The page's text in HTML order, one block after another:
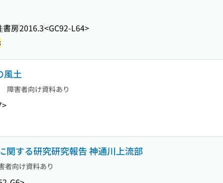
書房2016.3<GC92-L64>
風土
障害者向け資料あり
関する研究研究報告 神通川上流部
者向け資料あり